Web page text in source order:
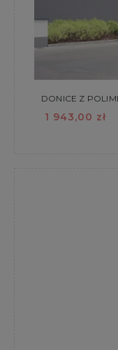
DONICE Z
1 943,00 zł